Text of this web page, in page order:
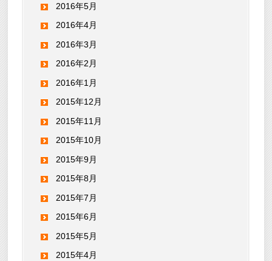
2016年5月
2016年4月
2016年3月
2016年2月
2016年1月
2015年12月
2015年11月
2015年10月
2015年9月
2015年8月
2015年7月
2015年6月
2015年5月
2015年4月